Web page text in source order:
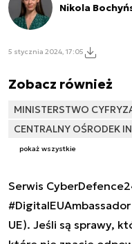
Nikola
5 stycznia 2024, 17:05
Zobacz również
MINISTERSTWO
CENTRALNY OŚRODEK
pokaż wszystkie
Serwis
UE). Jeśli są sprawy,